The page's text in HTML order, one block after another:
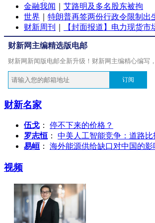
金融我闻
艾路明及多名股东被拘
世界
特朗普再签两份行政令限制出
财新周刊
【封面报道】电力现货市
财新网主编精选版电邮
财新网新闻版电邮全新升级！财新网主编精心编写
订阅
财新名家
伍戈 ： 停不下来的价格？
罗志恒 ： 中美人工智能竞争：道路
易峘 ： 海外能源供给缺口对中国的影
视频